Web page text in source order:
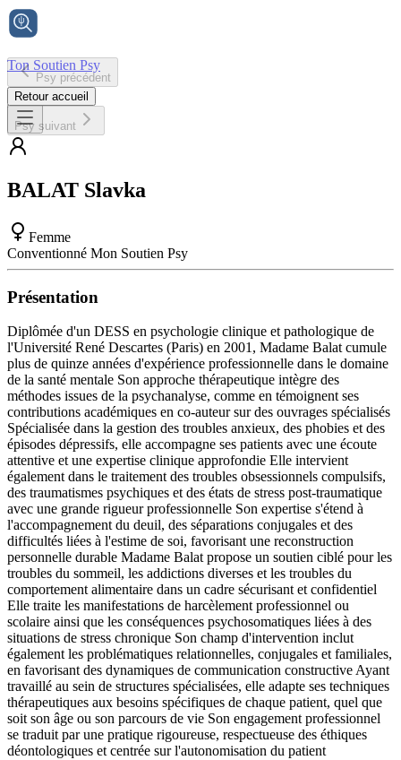
Ton Soutien Psy
Accueil
Psy précédent
Retour accueil
Psy suivant
BALAT Slavka
Femme
Conventionné Mon Soutien Psy
Présentation
Diplômée d'un DESS en psychologie clinique et pathologique de
l'Université René Descartes (Paris) en 2001, Madame Balat cumule
plus de quinze années d'expérience professionnelle dans le domaine
de la santé mentale Son approche thérapeutique intègre des
méthodes issues de la psychanalyse, comme en témoignent ses
contributions académiques en co-auteur sur des ouvrages spécialisés
Spécialisée dans la gestion des troubles anxieux, des phobies et des
épisodes dépressifs, elle accompagne ses patients avec une écoute
attentive et une expertise clinique approfondie Elle intervient
également dans le traitement des troubles obsessionnels compulsifs,
des traumatismes psychiques et des états de stress post-traumatique
avec une grande rigueur professionnelle Son expertise s'étend à
l'accompagnement du deuil, des séparations conjugales et des
difficultés liées à l'estime de soi, favorisant une reconstruction
personnelle durable Madame Balat propose un soutien ciblé pour les
troubles du sommeil, les addictions diverses et les troubles du
comportement alimentaire dans un cadre sécurisant et confidentiel
Elle traite les manifestations de harcèlement professionnel ou
scolaire ainsi que les conséquences psychosomatiques liées à des
situations de stress chronique Son champ d'intervention inclut
également les problématiques relationnelles, conjugales et familiales,
en favorisant des dynamiques de communication constructive Ayant
travaillé au sein de structures spécialisées, elle adapte ses techniques
thérapeutiques aux besoins spécifiques de chaque patient, quel que
soit son âge ou son parcours de vie Son engagement professionnel
se traduit par une pratique rigoureuse, respectueuse des éthiques
déontologiques et centrée sur l'autonomisation du patient